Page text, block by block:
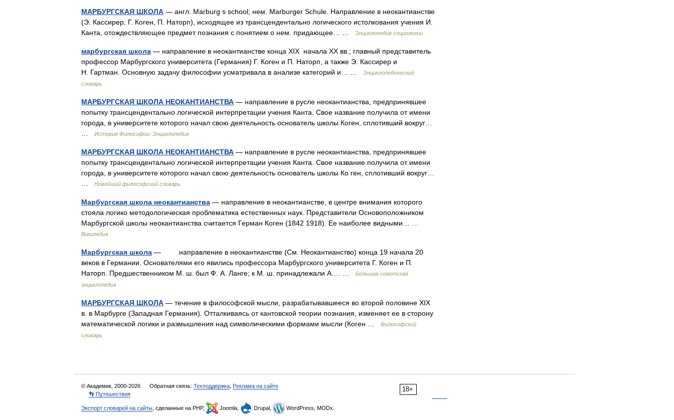
МАРБУРГСКАЯ ШКОЛА — англ. Marburg s school; нем. Marburger Schule. Направление в неокантианстве
(Э. Кассирер, Г. Коген, П. Наторп), исходящее из трансцендентально логического истолкования учения И.
Канта, отождествляющее предмет познания с понятием о нем. придающее… …
Энциклопедия социологии
марбургская школа — направление в неокантианстве конца XIX начала XX вв.; главный представитель
профессор Марбургского университета (Германия) Г. Коген и П. Наторп, а также Э. Кассирер и
Н. Гартман. Основную задачу философии усматривала в анализе категорий и… …
Энциклопедический
словарь
МАРБУРГСКАЯ ШКОЛА НЕОКАНТИАНСТВА — направление в русле неокантианства, предпринявшее
попытку трансцендентально логической интерпретации учения Канта. Свое название получила от имени
города, в университете которого начал свою деятельность основатель школы Коген, сплотивший вокруг…
История Философии: Энциклопедия
МАРБУРГСКАЯ ШКОЛА НЕОКАНТИАНСТВА — направление в русле неокантианства, предпринявшее
попытку трансцендентально логической интерпретации учения Канта. Свое название получила от имени
города, в университете которого начал свою деятельность основатель школы Ко ген, сплотивший вокруг…
Новейший философский словарь
Марбургская школа неокантианства — направление в неокантианстве, в центре внимания которого
стояла логико методологическая проблематика естественных наук. Представители Основоположником
Марбургской школы неокантианства считается Герман Коген (1842 1918). Ее наиболее видными… …
Википедия
Марбургская школа — направление в неокантианстве (См. Неокантианство) конца 19 начала 20
веков в Германии. Основателями его явились профессора Марбургского университета Г. Коген и П.
Наторп. Предшественником М. ш. был Ф. А. Ланге; к М. ш. принадлежали А.… …
Большая советская
энциклопедия
МАРБУРГСКАЯ ШКОЛА — течение в философской мысли, разрабатывавшееся во второй половине XIX
в. в Марбурге (Западная Германия). Отталкиваясь от кантовской теории познания, изменяет ее в сторону
математической логики и размышления над символическими формами мысли (Коген …
Философский
словарь
18+
© Академик, 2000-2026 Обратная связь: Техподдержка Реклама на сайте
👣 Путешествия
Экспорт словарей на сайты , сделанные на PHP, Joomla, Drupal, WordPress, MODx.